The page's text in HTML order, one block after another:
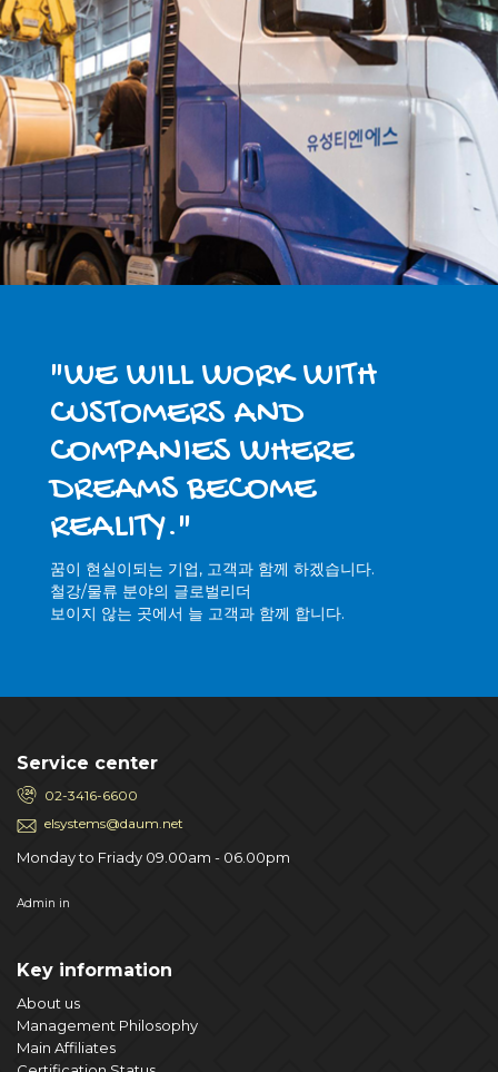
"WE WILL WORK WITH
CUSTOMERS AND
COMPANIES WHERE
DREAMS BECOME
REALITY."
꿈이 현실이되는 기업, 고객과 함께 하겠습니다.
철강/물류 분야의 글로벌리더
보이지 않는 곳에서 늘 고객과 함께 합니다.
Service center
02-3416-6600
elsystems@daum.net
Monday to Friady 09.00am - 06.00pm
Admin in
Key information
About us
Management Philosophy
Main Affiliates